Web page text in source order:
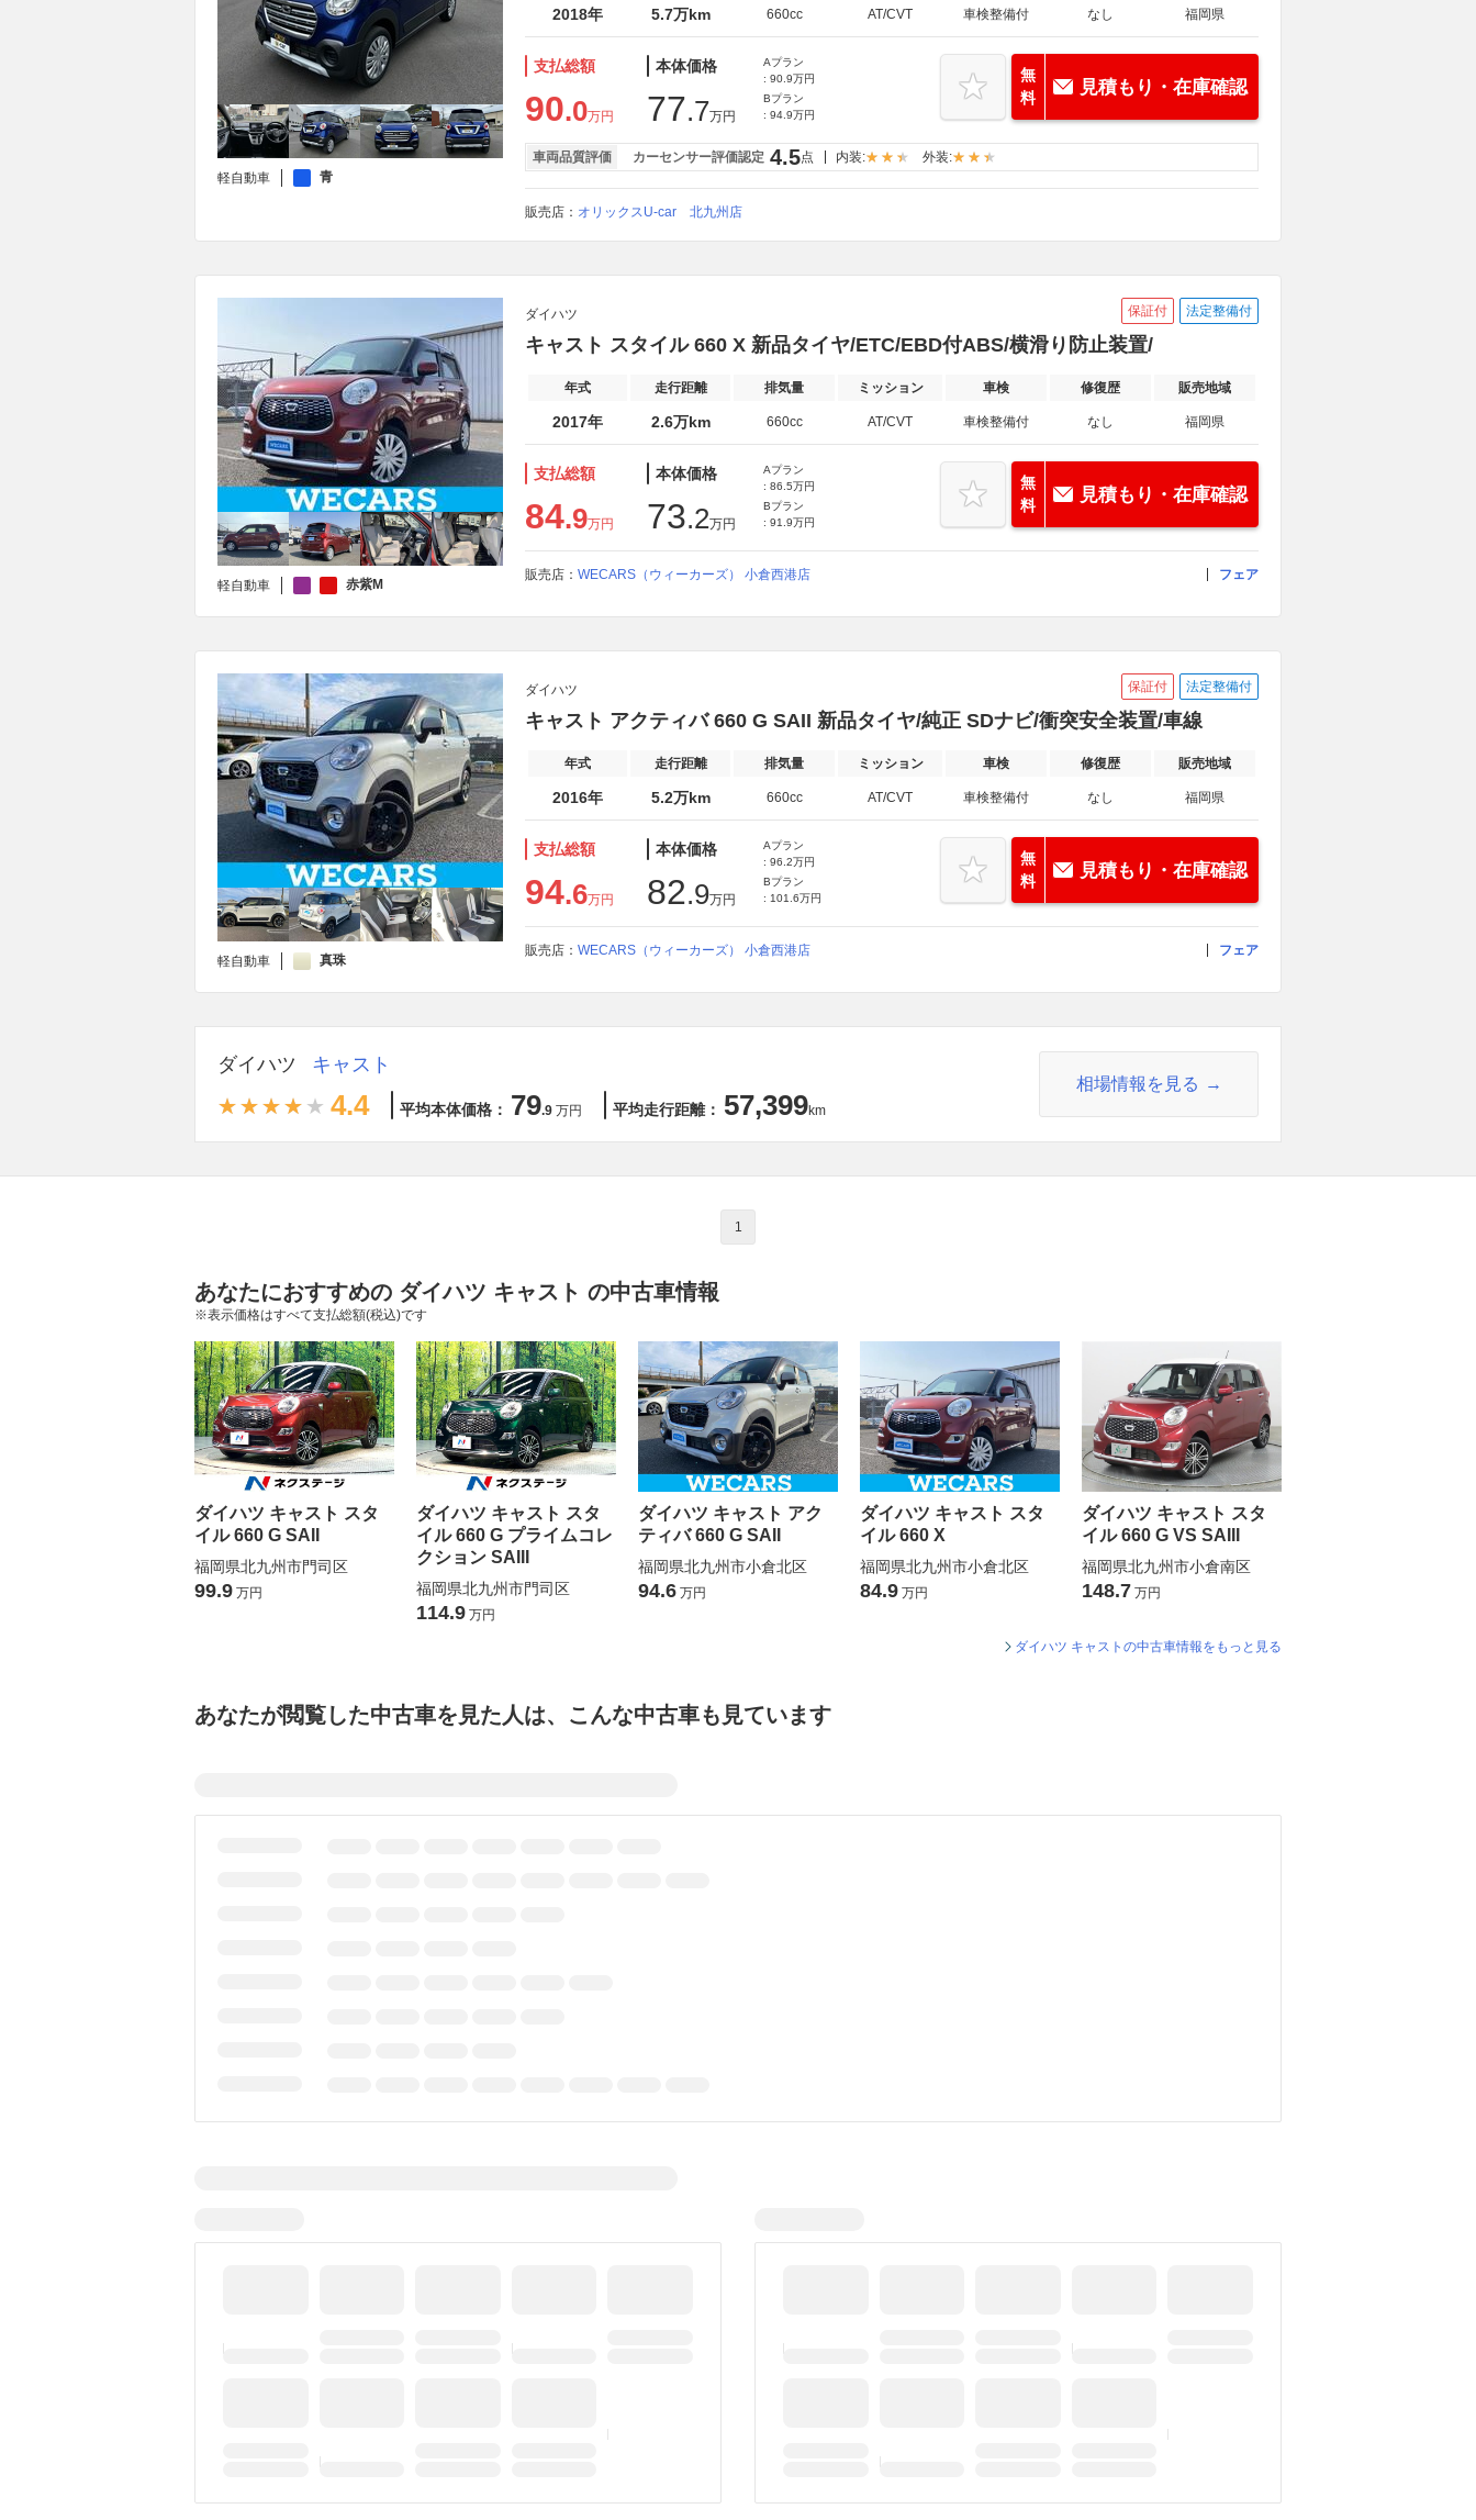
軽自動車 青
2018年 5.7万km 660cc AT/CVT 車検整備付 なし 福岡県
支払総額
90.0万円
本体価格
77.7万円
Aプラン
: 90.9万円
Bプラン
: 94.9万円
無
料
見積もり・在庫確認
車両品質評価 カーセンサー評価認定 4.5点 内装: 外装:
販売店： オリックスU-car 北九州店
軽自動車 赤紫M
ダイハツ 保証付 法定整備付
キャスト スタイル 660 X 新品タイヤ/ETC/EBD付ABS/横滑り防止装置/
年式 走行距離 排気量 ミッション 車検 修復歴 販売地域
2017年 2.6万km 660cc AT/CVT 車検整備付 なし 福岡県
支払総額
84.9万円
本体価格
73.2万円
Aプラン
: 86.5万円
Bプラン
: 91.9万円
無
料
見積もり・在庫確認
販売店： WECARS（ウィーカーズ） 小倉西港店 フェア
軽自動車 真珠
ダイハツ 保証付 法定整備付
キャスト アクティバ 660 G SAII 新品タイヤ/純正 SDナビ/衝突安全装置/車線
年式 走行距離 排気量 ミッション 車検 修復歴 販売地域
2016年 5.2万km 660cc AT/CVT 車検整備付 なし 福岡県
支払総額
94.6万円
本体価格
82.9万円
Aプラン
: 96.2万円
Bプラン
: 101.6万円
無
料
見積もり・在庫確認
販売店： WECARS（ウィーカーズ） 小倉西港店 フェア
ダイハツ キャスト
4.4 平均本体価格： 79.9 万円 平均走行距離： 57,399km
相場情報を見る
1
あなたにおすすめの ダイハツ キャスト の中古車情報
※表示価格はすべて支払総額(税込)です
ダイハツ キャスト スタ
イル 660 G SAII
福岡県北九州市門司区
99.9 万円
ダイハツ キャスト スタ
イル 660 G プライムコレ
クション SAIII
福岡県北九州市門司区
114.9 万円
ダイハツ キャスト アク
ティバ 660 G SAII
福岡県北九州市小倉北区
94.6 万円
ダイハツ キャスト スタ
イル 660 X
福岡県北九州市小倉北区
84.9 万円
ダイハツ キャスト スタ
イル 660 G VS SAIII
福岡県北九州市小倉南区
148.7 万円
ダイハツ キャストの中古車情報をもっと見る
あなたが閲覧した中古車を見た人は、こんな中古車も見ています